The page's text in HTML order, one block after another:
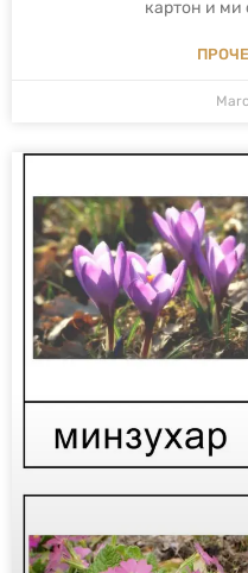
картон и ми